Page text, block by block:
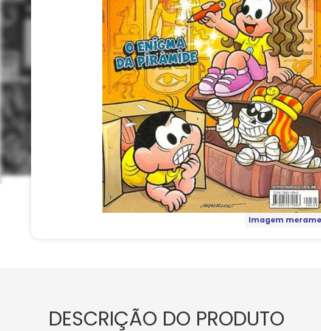
Imagem
DESCRIÇÃO DO PRODUTO